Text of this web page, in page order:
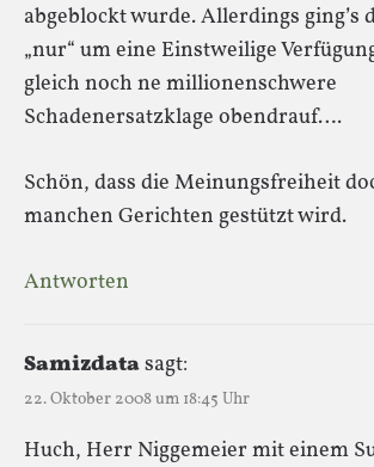
abgeblockt wurde. Allerdings ging’s
„nur“ um eine Einstweilige
gleich noch ne millionenschwere
Schadenersatzklage obendrauf….
Schön, dass die Meinungsfreiheit
manchen Gerichten gestützt wird.
Antworten
Samizdatasagt:
22. Oktober 2008 um 18:45 Uhr
Huch, Herr Niggemeier mit einem